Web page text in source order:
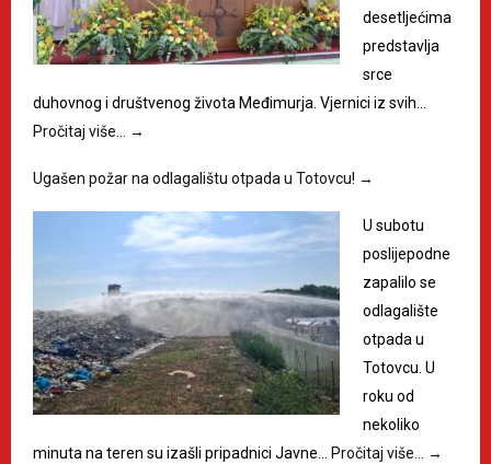
desetljećima
predstavlja
srce
duhovnog i društvenog života Međimurja. Vjernici iz svih…
Pročitaj više…
→
Ugašen požar na odlagalištu otpada u Totovcu! →
U subotu
poslijepodne
zapalilo se
odlagalište
otpada u
Totovcu. U
roku od
nekoliko
minuta na teren su izašli pripadnici Javne…
Pročitaj više… →